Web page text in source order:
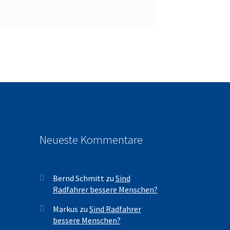
Neueste Kommentare
Bernd Schmittzu Sind
Radfahrer bessere Menschen?
Markus zu Sind Radfahrer
bessere Menschen?